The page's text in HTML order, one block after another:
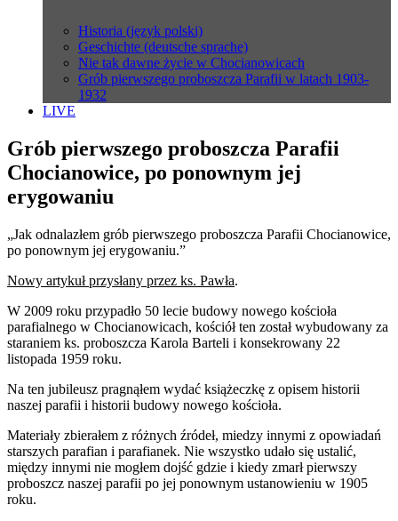
Historia (język polski)
Geschichte (deutsche sprache)
Nie tak dawne życie w Chocianowicach
Grób pierwszego proboszcza Parafii w latach 1903-
1932
LIVE
Grób pierwszego proboszcza Parafii
Chocianowice, po ponownym jej
erygowaniu
„Jak odnalazłem grób pierwszego proboszcza Parafii Chocianowice,
po ponownym jej erygowaniu.”
Nowy artykuł przysłany przez ks. Pawła.
W 2009 roku przypadło 50 lecie budowy nowego kościoła
parafialnego w Chocianowicach, kościół ten został wybudowany za
staraniem ks. proboszcza Karola Barteli i konsekrowany 22
listopada 1959 roku.
Na ten jubileusz pragnąłem wydać książeczkę z opisem historii
naszej parafii i historii budowy nowego kościoła.
Materiały zbierałem z różnych źródeł, miedzy innymi z opowiadań
starszych parafian i parafianek. Nie wszystko udało się ustalić,
między innymi nie mogłem dojść gdzie i kiedy zmarł pierwszy
proboszcz naszej parafii po jej ponownym ustanowieniu w 1905
roku.